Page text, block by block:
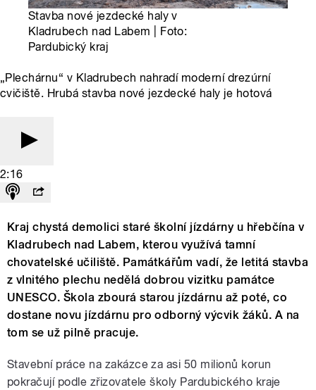
Stavba nové jezdecké haly v
Kladrubech nad Labem | Foto:
Pardubický kraj
„Plechárnu“ v Kladrubech nahradí moderní drezúrní
cvičiště. Hrubá stavba nové jezdecké haly je hotová
2:16
Kraj chystá demolici staré školní jízdárny u hřebčína v
Kladrubech nad Labem, kterou využívá tamní
chovatelské učiliště. Památkářům vadí, že letitá stavba
z vlnitého plechu nedělá dobrou vizitku památce
UNESCO. Škola zbourá starou jízdárnu až poté, co
dostane novu jízdárnu pro odborný výcvik žáků. A na
tom se už pilně pracuje.
Stavební práce na zakázce za asi 50 milionů korun
pokračují podle zřizovatele školy Pardubického kraje